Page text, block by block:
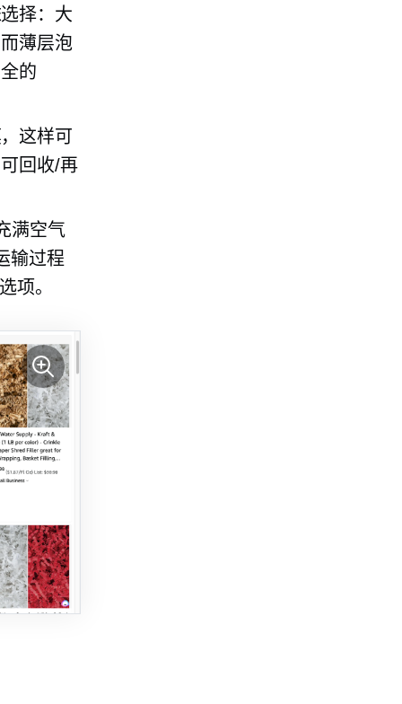
择：大
薄层泡
的
这样可
回收/再
满空气
输过程
项。